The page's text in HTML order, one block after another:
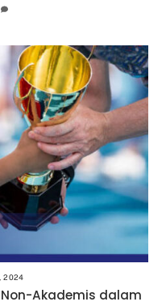
2024
Akademis dalam